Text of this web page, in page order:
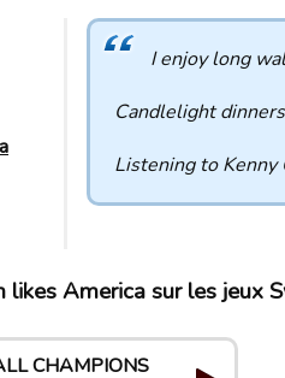
I enjoy long
Candlelight
Listening to Kenny
likes America sur les jeux
CHAMPIONS